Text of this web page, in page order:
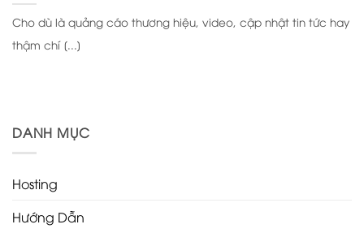
Cho dù là quảng cáo thương hiệu, video, cập nhật tin tức hay
thậm chí [...]
DANH MỤC
Hosting
Hướng Dẫn